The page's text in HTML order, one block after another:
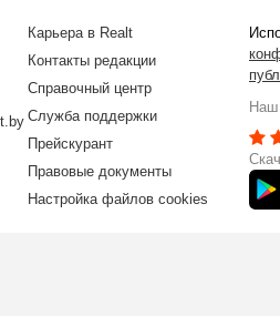
Карьера в Realt
Контакты редакции
Справочный центр
Служба поддержки
Прейскурант
Правовые документы
Настройка файлов cookies
Наш